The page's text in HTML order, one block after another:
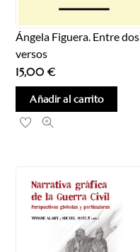
Ángela Figuera. Entre dos
versos
15,00€
Añadir al carrito